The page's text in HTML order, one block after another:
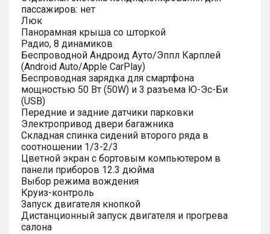
пассажиров: нет
Люк
Панорамная крыша со шторкой
Радио, 8 динамиков
Беспроводной Андроид Ауто/Эппл Карплей
(Android Auto/Apple CarPlay)
Беспроводная зарядка для смартфона
мощностью 50 Вт (50W) и 3 разъема Ю-Эс-Би
(USB)
Передние и задние датчики парковки
Электропривод двери багажника
Складная спинка сидений второго ряда в
соотношении 1/3-2/3
Цветной экран с бортовым компьютером в
панели приборов 12.3 дюйма
Выбор режима вождения
Круиз-контроль
Запуск двигателя кнопкой
Дистанционный запуск двигателя и прогрева
салона